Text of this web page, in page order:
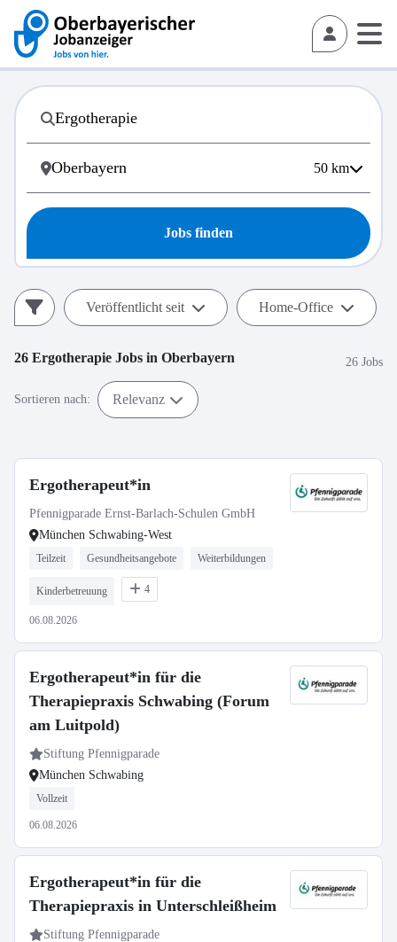
50 km
Jobs finden
Veröffentlicht seit Home-Office
26 Ergotherapie Jobs in Oberbayern 26 Jobs
Sortieren nach: Relevanz
Ergotherapeut*in
Pfennigparade Ernst-Barlach-Schulen GmbH
München Schwabing-West
Teilzeit Gesundheitsangebote Weiterbildungen
Kinderbetreuung 4
06.08.2026
Ergotherapeut*in für die
Therapiepraxis Schwabing (Forum
am Luitpold)
Stiftung Pfennigparade
München Schwabing
Vollzeit
06.08.2026
Ergotherapeut*in für die
Therapiepraxis in Unterschleißheim
Stiftung Pfennigparade